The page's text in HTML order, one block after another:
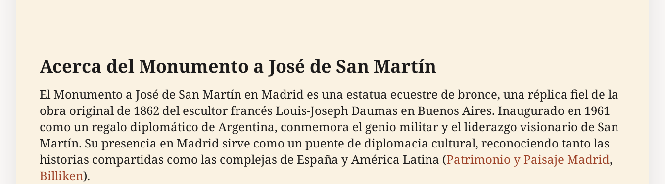
Acerca del Monumento a José de San Martín
El Monumento a José de San Martín en Madrid es una estatua ecuestre de bronce, una réplica fiel de la
obra original de 1862 del escultor francés Louis-Joseph Daumas en Buenos Aires. Inaugurado en 1961
como un regalo diplomático de Argentina, conmemora el genio militar y el liderazgo visionario de San
Martín. Su presencia en Madrid sirve como un puente de diplomacia cultural, reconociendo tanto las
historias compartidas como las complejas de España y América Latina (Patrimonio y Paisaje Madrid,
Billiken).